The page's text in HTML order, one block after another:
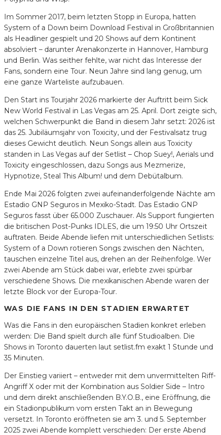
Im Sommer 2017, beim letzten Stopp in Europa, hatten
System of a Down beim Download Festival in Großbritannien
als Headliner gespielt und 20 Shows auf dem Kontinent
absolviert – darunter Arenakonzerte in Hannover, Hamburg
und Berlin. Was seither fehlte, war nicht das Interesse der
Fans, sondern eine Tour. Neun Jahre sind lang genug, um
eine ganze Warteliste aufzubauen.
Den Start ins Tourjahr 2026 markierte der Auftritt beim Sick
New World Festival in Las Vegas am 25. April. Dort zeigte sich,
welchen Schwerpunkt die Band in diesem Jahr setzt: 2026 ist
das 25. Jubiläumsjahr von Toxicity, und der Festivalsatz trug
dieses Gewicht deutlich. Neun Songs allein aus Toxicity
standen in Las Vegas auf der Setlist – Chop Suey!, Aerials und
Toxicity eingeschlossen, dazu Songs aus Mezmerize,
Hypnotize, Steal This Album! und dem Debütalbum.
Ende Mai 2026 folgten zwei aufeinanderfolgende Nächte am
Estadio GNP Seguros in Mexiko-Stadt. Das Estadio GNP
Seguros fasst über 65.000 Zuschauer. Als Support fungierten
die britischen Post-Punks IDLES, die um 19:50 Uhr Ortszeit
auftraten. Beide Abende liefen mit unterschiedlichen Setlists:
System of a Down rotieren Songs zwischen den Nächten,
tauschen einzelne Titel aus, drehen an der Reihenfolge. Wer
zwei Abende am Stück dabei war, erlebte zwei spürbar
verschiedene Shows. Die mexikanischen Abende waren der
letzte Block vor der Europa-Tour.
WAS DIE FANS IN DEN STADIEN ERWARTET
Was die Fans in den europäischen Stadien konkret erleben
werden: Die Band spielt durch alle fünf Studioalben. Die
Shows in Toronto dauerten laut setlist.fm exakt 1 Stunde und
35 Minuten.
Der Einstieg variiert – entweder mit dem unvermittelten Riff-
Angriff X oder mit der Kombination aus Soldier Side – Intro
und dem direkt anschließenden B.Y.O.B., eine Eröffnung, die
ein Stadionpublikum vom ersten Takt an in Bewegung
versetzt. In Toronto eröffneten sie am 3. und 5. September
2025 zwei Abende komplett verschieden: Der erste Abend